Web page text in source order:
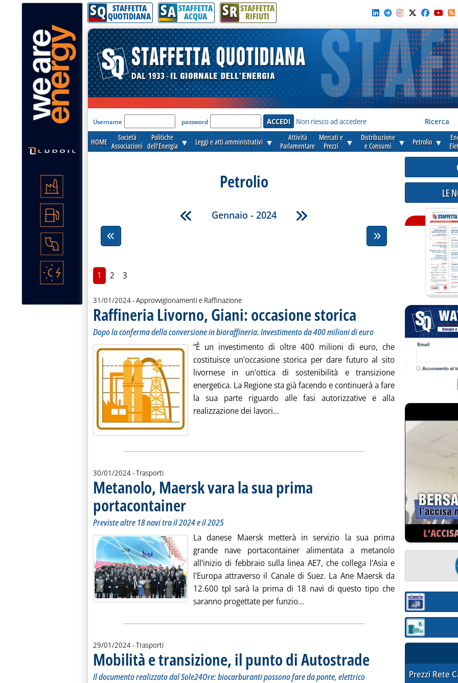
SQ STAFFETTA
QUOTIDIANA SA STAFFETTA
ACQUA SR STAFFETTA
RIFIUTI
'Modulo Login per accedere'
Username password Non riesco ad accedere Ricerca
HOME
Società
Associazioni
Politiche
dell'Energia ▼ Leggi e atti amministrativi ▼
Attività
Parlamentare
Mercati e
Prezzi
▼
Distribuzione
e Consumi
▼ Petrolio ▼
Petrolio
Gennaio - 2024
1 2 3
31/01/2024- Approvvigionamenti e Raffinazione
Raffineria Livorno, Giani: occasione storica . Sottotitolo: Dopo la conferma della
. Pubblicata mercoledì 31 gennaio 2024
Dopo la conferma della conversione in bioraffineria. Investimento da 400 milioni di euro
“È un investimento di oltre 400 milioni di euro, che
costituisce un'occasione storica per dare futuro al sito
livornese in un'ottica di sostenibilità e transizione
energetica. La Regione sta già facendo e continuerà a fare
la sua parte riguardo alle fasi autorizzative e alla
realizzazione dei lavori... Leggi tutta la notizia: 'Raffineria Livorno, Giani:
30/01/2024- Trasporti
Metanolo, Maersk vara la sua prima
portacontainer. Sottotitolo: Previste altre 18 navi tra il 2024 e il 2025
. Pubblicata martedì 30 gennaio 2024 alle 16.4.
Previste altre 18 navi tra il 2024 e il 2025
La danese Maersk metterà in servizio la sua prima
grande nave portacontainer alimentata a metanolo
all'inizio di febbraio sulla linea AE7, che collega l'Asia e
l'Europa attraverso il Canale di Suez. La Ane Maersk da
12.600 tpl sarà la prima di 18 navi di questo tipo che
saranno progettate per funzio... Leggi tutta la notizia: 'Metanolo, Maersk
29/01/2024- Trasporti
Mobilità e transizione, il punto di Autostrade . Sottotitolo: Il documento
. Pubblicata lunedì 29 gennaio
Il documento realizzato dal Sole24Ore: biocarburanti possono fare da ponte, elettrico
LE
Sezione:
Sezione:
Prezzi Rete